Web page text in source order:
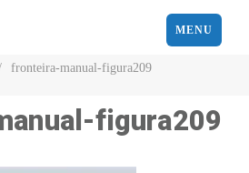
MENU
fronteira-manual-figura209
figura209